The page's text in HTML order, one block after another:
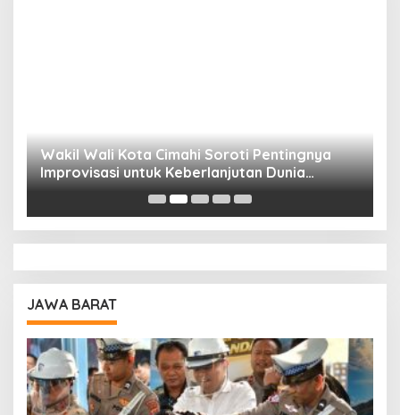
Wakil Wali Kota Cimahi Soroti Pentingnya
Improvisasi untuk Keberlanjutan Dunia
Pendidikan
JAWA BARAT